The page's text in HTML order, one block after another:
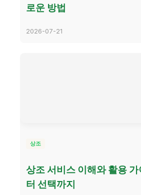
로운 방법
2026-07-21
상조
상조 서비스 이해와 활용
터 선택까지